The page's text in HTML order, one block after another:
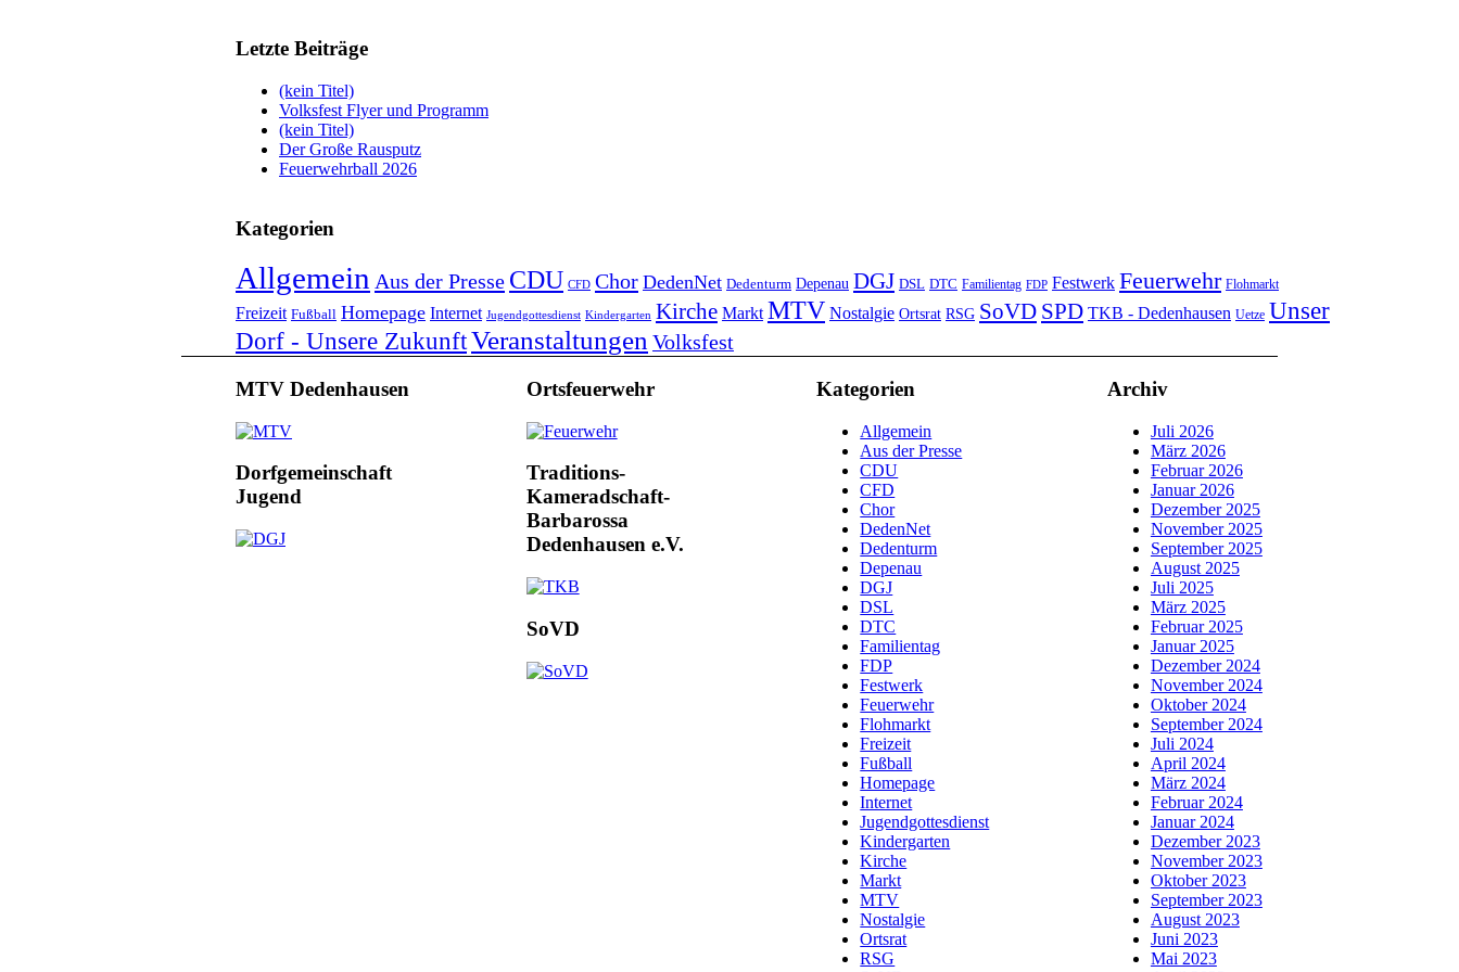
Letzte Beiträge
(kein Titel)
Volksfest Flyer und Programm
(kein Titel)
Der Große Rausputz
Feuerwehrball 2026
Kategorien
Allgemein Aus der Presse CDU CFD Chor DedenNet Dedenturm Depenau DGJ DSL DTC Familientag FDP Festwerk Feuerwehr Flohmarkt
Freizeit Fußball Homepage Internet Jugendgottesdienst Kindergarten Kirche Markt MTV Nostalgie Ortsrat RSG SoVD SPD TKB - Dedenhausen Uetze Unser
Dorf - Unsere ZukunftVeranstaltungen Volksfest
MTV Dedenhausen
Dorfgemeinschaft
Jugend
Ortsfeuerwehr
Traditions-
Kameradschaft-
Barbarossa
Dedenhausen e.V.
SoVD
Kategorien
Allgemein
Aus der Presse
CDU
CFD
Chor
DedenNet
Dedenturm
Depenau
DGJ
DSL
DTC
Familientag
FDP
Festwerk
Feuerwehr
Flohmarkt
Freizeit
Fußball
Homepage
Internet
Jugendgottesdienst
Kindergarten
Kirche
Markt
MTV
Nostalgie
Ortsrat
RSG
Archiv
Juli 2026
März 2026
Februar 2026
Januar 2026
Dezember 2025
November 2025
September 2025
August 2025
Juli 2025
März 2025
Februar 2025
Januar 2025
Dezember 2024
November 2024
Oktober 2024
September 2024
Juli 2024
April 2024
März 2024
Februar 2024
Januar 2024
Dezember 2023
November 2023
Oktober 2023
September 2023
August 2023
Juni 2023
Mai 2023